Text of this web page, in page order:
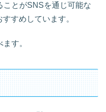
ことがSNSを通じ可能な
すめしています。
す。